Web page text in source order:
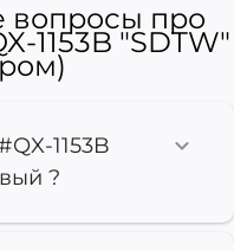
вопросы про
1153B "SDTW"
1153B
?